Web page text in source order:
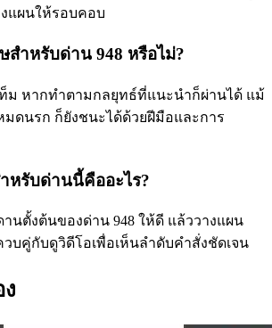
แผนให้รอบคอบ
สำหรับด่าน 948 หรือไม่?
ท็ม หากทำตามกลยุทธ์ที่แนะนำก็ผ่านได้ แม้
ดนรก ก็ยังชนะได้ด้วยฝีมือและการ
หรับด่านนี้คืออะไร?
นตั้งต้นของด่าน 948 ให้ดี แล้ววางแผน
บคู่กับดูวิดีโอเพื่อเห็นลำดับคำสั่งชัดเจน